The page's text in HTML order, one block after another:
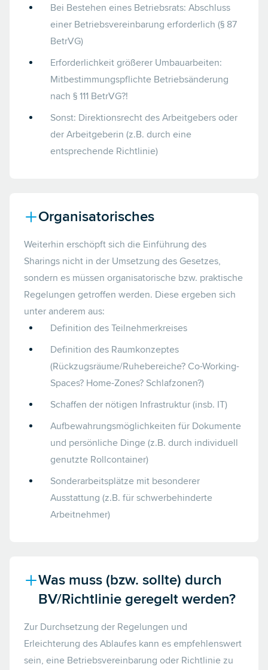
Bei Bestehen eines Betriebsrats: Abschluss
einer Betriebsvereinbarung erforderlich (§ 87
BetrVG)
Erforderlichkeit größerer Umbauarbeiten:
Mitbestimmungspflichte Betriebsänderung
nach § 111 BetrVG?!
Sonst: Direktionsrecht des Arbeitgebers oder
der Arbeitgeberin (z.B. durch eine
entsprechende Richtlinie)
Organisatorisches
Weiterhin erschöpft sich die Einführung des
Sharings nicht in der Umsetzung des Gesetzes,
sondern es müssen organisatorische bzw. praktische
Regelungen getroffen werden. Diese ergeben sich
unter anderem aus:
Definition des Teilnehmerkreises
Definition des Raumkonzeptes
(Rückzugsräume/Ruhebereiche? Co-Working-
Spaces? Home-Zones? Schlafzonen?)
Schaffen der nötigen Infrastruktur (insb. IT)
Aufbewahrungsmöglichkeiten für Dokumente
und persönliche Dinge (z.B. durch individuell
genutzte Rollcontainer)
Sonderarbeitsplätze mit besonderer
Ausstattung (z.B. für schwerbehinderte
Arbeitnehmer)
Was muss (bzw. sollte) durch
BV/Richtlinie geregelt werden?
Zur Durchsetzung der Regelungen und
Erleichterung des Ablaufes kann es empfehlenswert
sein, eine Betriebsvereinbarung oder Richtlinie zu